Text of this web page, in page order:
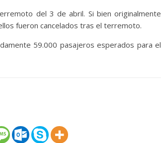
del 3 de abril. Si bien originalmente
fueron cancelados tras el terremoto.
59.000 pasajeros esperados para el